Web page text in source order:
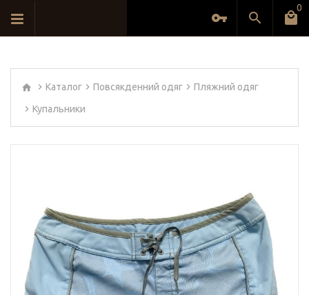
0
Каталог Повсякденний одяг Пляжний одяг
Купальники